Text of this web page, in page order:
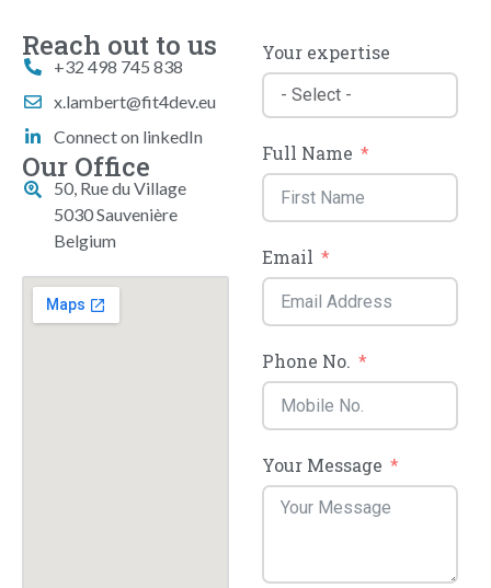
Reach out to us
+32 498 745 838
x.lambert@fit4dev.eu
Connect on linkedIn
Our Office
50, Rue du Village
5030 Sauvenière
Belgium
Your expertise
Full Name
Email
Phone No.
Your Message